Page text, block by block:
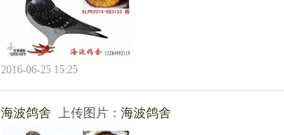
2016-06-25 15:25
海波鸽舍 上传图片： 海波鸽舍